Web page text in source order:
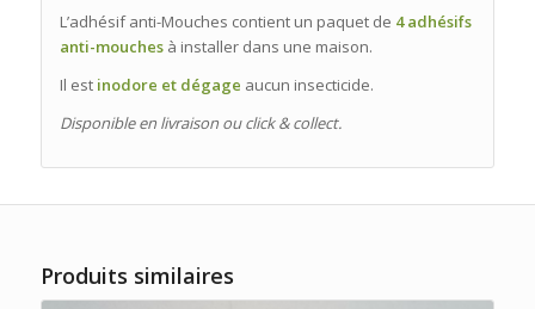
L’adhésif anti-Mouches contient un paquet de 4 adhésifs
anti-mouchesà installer dans une maison.
Il est inodore et dégage aucun insecticide.
Disponible en livraison ou click & collect.
Produits similaires